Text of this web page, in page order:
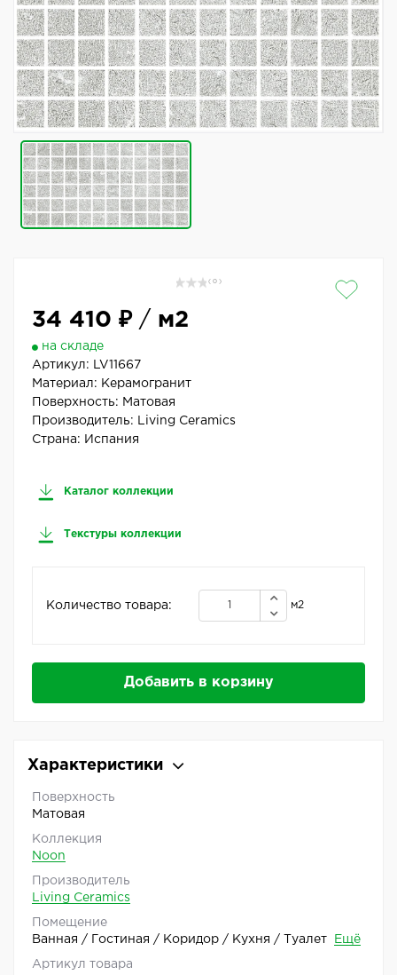
( 0 )
34 410 ₽/ м2
на складе
Артикул:
LV11667
Материал: Керамогранит
Поверхность: Матовая
Производитель:
Living Ceramics
Страна: Испания
Каталог коллекции
Текстуры коллекции
Количество товара: м2
Добавить в корзину
Характеристики
Поверхность
Матовая
Коллекция
Noon
Производитель
Living Ceramics
Помещение
Ванная / Гостиная / Коридор / Кухня / Туалет
Ещё
Артикул товара